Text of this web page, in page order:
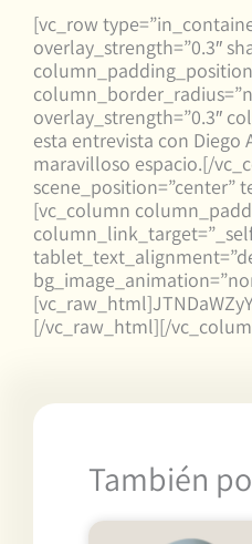
[vc_row
overlay_strength=”0.3″
overlay_strength=”0.3″
esta entrevista con
maravilloso espacio.[/
scene_position=”center”
[vc_column
[/vc_raw_html][/
También